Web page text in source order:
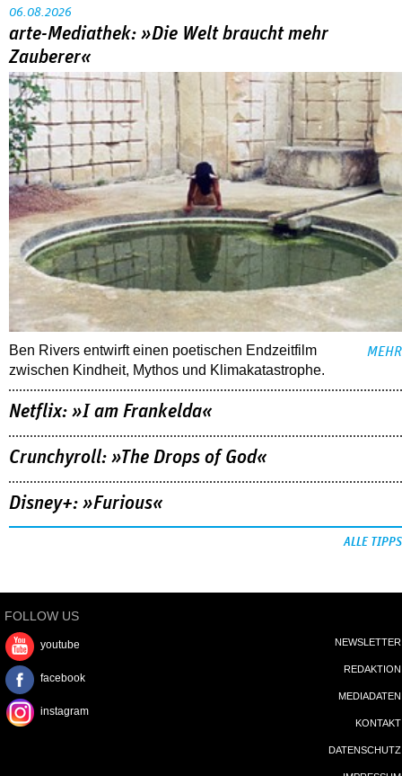
06.08.2026
arte-Mediathek: »Die Welt braucht mehr
Zauberer«
Ben Rivers entwirft einen poetischen Endzeitfilm
zwischen Kindheit, Mythos und Klimakatastrophe.
MEHR
Netflix: »I am Frankelda«
Crunchyroll: »The Drops of God«
Disney+: »Furious«
ALLE TIPPS
FOLLOW US
youtube
facebook
instagram
NEWSLETTER
REDAKTION
MEDIADATEN
KONTAKT
DATENSCHUTZ